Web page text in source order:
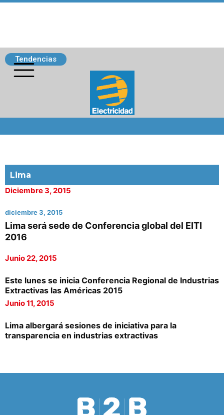
Tendencias
Lima
Diciembre 3, 2015
diciembre 3, 2015
Lima será sede de Conferencia global del EITI
2016
Junio 22, 2015
Este lunes se inicia Conferencia Regional de Industrias
Extractivas las Américas 2015
Junio 11, 2015
Lima albergará sesiones de iniciativa para la
transparencia en industrias extractivas